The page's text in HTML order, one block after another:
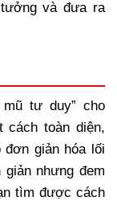
và đưa ra
mũ tư duy” cho
cách toàn diện,
đơn giản hóa lối
nhưng đem
tìm được cách